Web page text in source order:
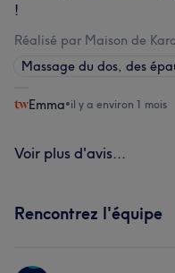
!
Réalisé par Maison de
Massage du dos, des
Emma•il y a environ 1 mois
Voir plus d'avis...
Rencontrez l'équipe